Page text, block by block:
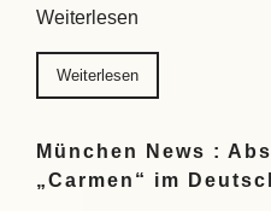
Weiterlesen
Weiterlesen
München News :
„Carmen“ im